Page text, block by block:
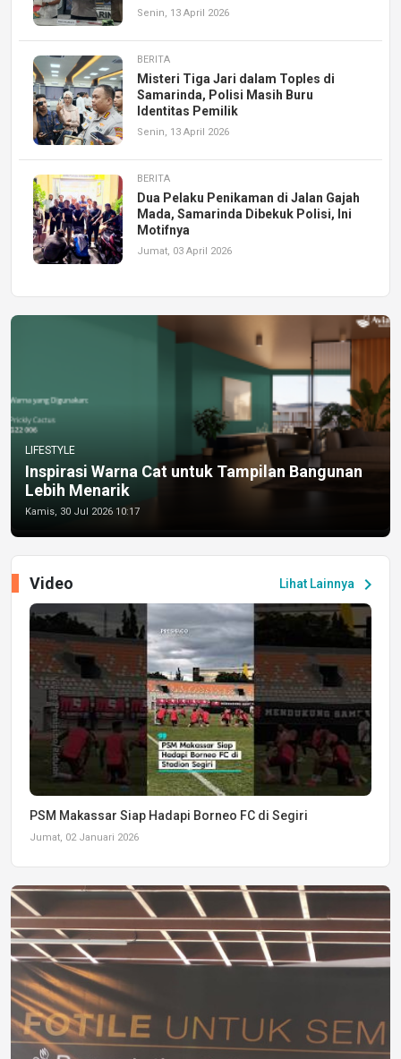
Senin, 13 April 2026
BERITA
Misteri Tiga Jari dalam Toples di
Samarinda, Polisi Masih Buru
Identitas Pemilik
Senin, 13 April 2026
BERITA
Dua Pelaku Penikaman di Jalan Gajah
Mada, Samarinda Dibekuk Polisi, Ini
Motifnya
Jumat, 03 April 2026
LIFESTYLE
Inspirasi Warna Cat untuk Tampilan Bangunan
Lebih Menarik
Kamis, 30 Jul 2026 10:17
Lihat Lainnya chevron_right
Video
PSM Makassar Siap Hadapi Borneo FC di Segiri
Jumat, 02 Januari 2026